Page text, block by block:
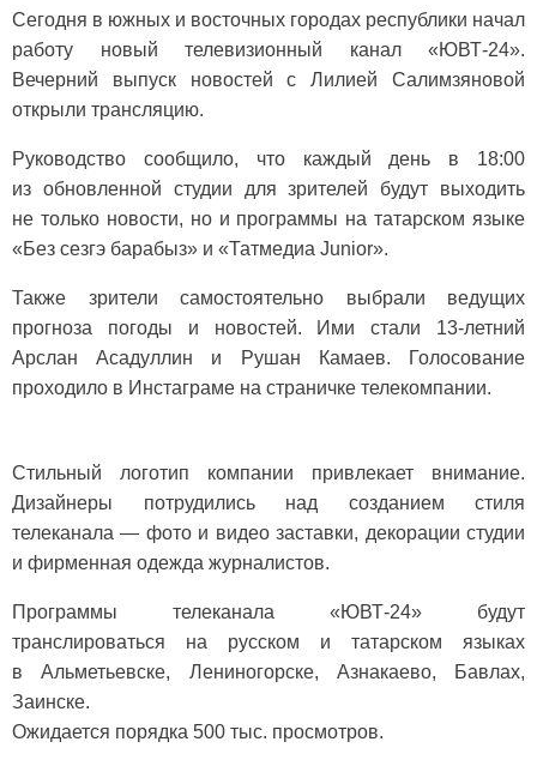
Сегодня в южных и восточных городах республики начал
работу новый телевизионный канал «ЮВТ-24».
Вечерний выпуск новостей с Лилией Салимзяновой
открыли трансляцию.
Руководство сообщило, что каждый день в 18:00
из обновленной студии для зрителей будут выходить
не только новости, но и программы на татарском языке
«Без сезгэ барабыз» и «Татмедиа Junior».
Также зрители самостоятельно выбрали ведущих
прогноза погоды и новостей. Ими стали 13-летний
Арслан Асадуллин и Рушан Камаев. Голосование
проходило в Инстаграме на страничке телекомпании.
Стильный логотип компании привлекает внимание.
Дизайнеры потрудились над созданием стиля
телеканала — фото и видео заставки, декорации студии
и фирменная одежда журналистов.
Программы телеканала «ЮВТ-24» будут
транслироваться на русском и татарском языках
в Альметьевске, Лениногорске, Азнакаево, Бавлах,
Заинске.
Ожидается порядка 500 тыс. просмотров.